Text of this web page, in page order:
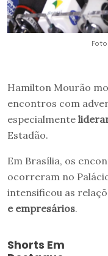
Hamilton Mourão
encontros com
especialmente
Estadão.
Em Brasília, os
ocorreram no
intensificou as
e empresários.
Shorts Em